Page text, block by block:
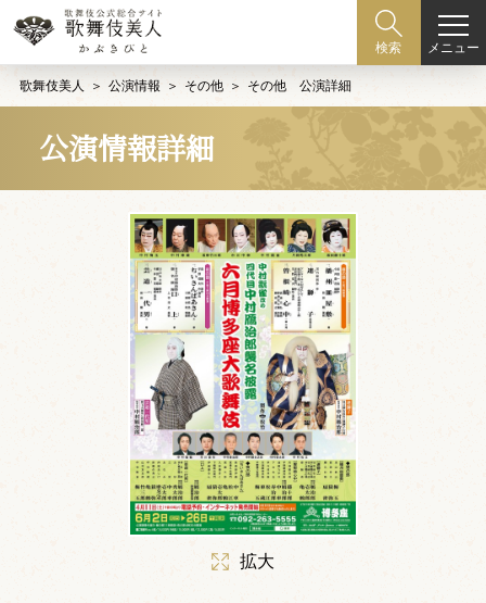
検索 メニュー
歌舞伎美人 公演情報 その他 その他 公演詳細
公演情報詳細
拡大